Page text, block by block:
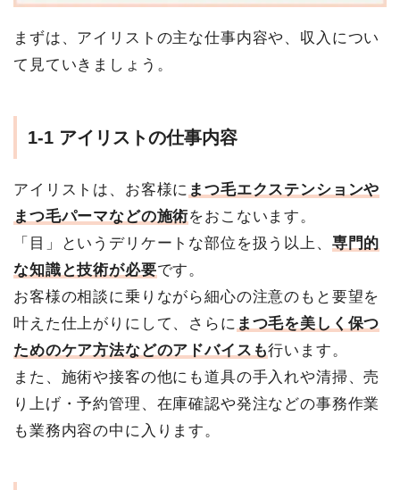
まずは、アイリストの主な仕事内容や、収入につい
て見ていきましょう。
1-1 アイリストの仕事内容
アイリストは、お客様に まつ毛エクステンションや
まつ毛パーマなどの施術をおこないます。
「目」というデリケートな部位を扱う以上、 専門的
な知識と技術が必要です。
お客様の相談に乗りながら細心の注意のもと要望を
叶えた仕上がりにして、さらに まつ毛を美しく保つ
ためのケア方法などのアドバイスも行います。
また、施術や接客の他にも道具の手入れや清掃、売
り上げ・予約管理、在庫確認や発注などの事務作業
も業務内容の中に入ります。